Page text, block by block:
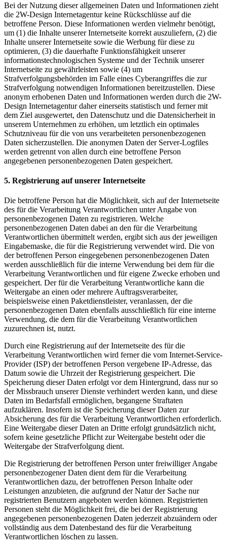
Bei der Nutzung dieser allgemeinen Daten und Informationen zieht
die 2W-Design Internetagentur keine Rückschlüsse auf die
betroffene Person. Diese Informationen werden vielmehr benötigt,
um (1) die Inhalte unserer Internetseite korrekt auszuliefern, (2) die
Inhalte unserer Internetseite sowie die Werbung für diese zu
optimieren, (3) die dauerhafte Funktionsfähigkeit unserer
informationstechnologischen Systeme und der Technik unserer
Internetseite zu gewährleisten sowie (4) um
Strafverfolgungsbehörden im Falle eines Cyberangriffes die zur
Strafverfolgung notwendigen Informationen bereitzustellen. Diese
anonym erhobenen Daten und Informationen werden durch die 2W-
Design Internetagentur daher einerseits statistisch und ferner mit
dem Ziel ausgewertet, den Datenschutz und die Datensicherheit in
unserem Unternehmen zu erhöhen, um letztlich ein optimales
Schutzniveau für die von uns verarbeiteten personenbezogenen
Daten sicherzustellen. Die anonymen Daten der Server-Logfiles
werden getrennt von allen durch eine betroffene Person
angegebenen personenbezogenen Daten gespeichert.
5. Registrierung auf unserer Internetseite
Die betroffene Person hat die Möglichkeit, sich auf der Internetseite
des für die Verarbeitung Verantwortlichen unter Angabe von
personenbezogenen Daten zu registrieren. Welche
personenbezogenen Daten dabei an den für die Verarbeitung
Verantwortlichen übermittelt werden, ergibt sich aus der jeweiligen
Eingabemaske, die für die Registrierung verwendet wird. Die von
der betroffenen Person eingegebenen personenbezogenen Daten
werden ausschließlich für die interne Verwendung bei dem für die
Verarbeitung Verantwortlichen und für eigene Zwecke erhoben und
gespeichert. Der für die Verarbeitung Verantwortliche kann die
Weitergabe an einen oder mehrere Auftragsverarbeiter,
beispielsweise einen Paketdienstleister, veranlassen, der die
personenbezogenen Daten ebenfalls ausschließlich für eine interne
Verwendung, die dem für die Verarbeitung Verantwortlichen
zuzurechnen ist, nutzt.
Durch eine Registrierung auf der Internetseite des für die
Verarbeitung Verantwortlichen wird ferner die vom Internet-Service-
Provider (ISP) der betroffenen Person vergebene IP-Adresse, das
Datum sowie die Uhrzeit der Registrierung gespeichert. Die
Speicherung dieser Daten erfolgt vor dem Hintergrund, dass nur so
der Missbrauch unserer Dienste verhindert werden kann, und diese
Daten im Bedarfsfall ermöglichen, begangene Straftaten
aufzuklären. Insofern ist die Speicherung dieser Daten zur
Absicherung des für die Verarbeitung Verantwortlichen erforderlich.
Eine Weitergabe dieser Daten an Dritte erfolgt grundsätzlich nicht,
sofern keine gesetzliche Pflicht zur Weitergabe besteht oder die
Weitergabe der Strafverfolgung dient.
Die Registrierung der betroffenen Person unter freiwilliger Angabe
personenbezogener Daten dient dem für die Verarbeitung
Verantwortlichen dazu, der betroffenen Person Inhalte oder
Leistungen anzubieten, die aufgrund der Natur der Sache nur
registrierten Benutzern angeboten werden können. Registrierten
Personen steht die Möglichkeit frei, die bei der Registrierung
angegebenen personenbezogenen Daten jederzeit abzuändern oder
vollständig aus dem Datenbestand des für die Verarbeitung
Verantwortlichen löschen zu lassen.